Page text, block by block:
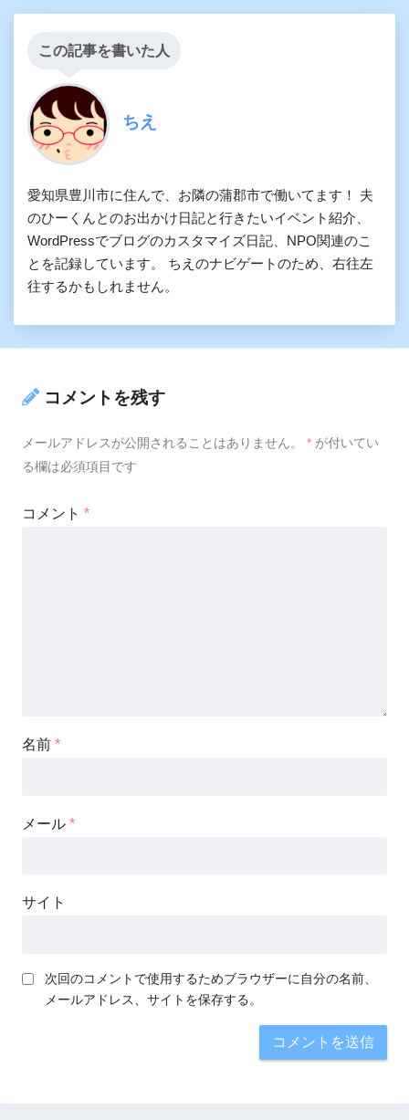
この記事を書いた人
ちえ
愛知県豊川市に住んで、お隣の蒲郡市で働いてます！ 夫
のひーくんとのお出かけ日記と行きたいイベント紹介、
WordPressでブログのカスタマイズ日記、NPO関連のこ
とを記録しています。 ちえのナビゲートのため、右往左
往するかもしれません。
コメントを残す
メールアドレスが公開されることはありません。 * が付いてい
る欄は必須項目です
コメント *
名前 *
メール *
サイト
次回のコメントで使用するためブラウザーに自分の名前、
メールアドレス、サイトを保存する。